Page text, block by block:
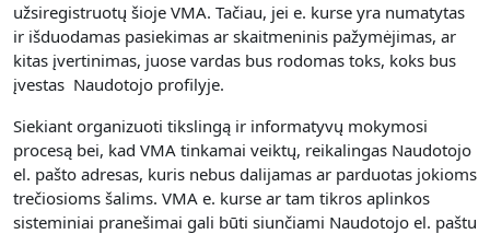
užsiregistruotų šioje VMA. Tačiau, jei e. kurse yra numatytas
ir išduodamas pasiekimas ar skaitmeninis pažymėjimas, ar
kitas įvertinimas, juose vardas bus rodomas toks, koks bus
įvestas Naudotojo profilyje.
Siekiant organizuoti tikslingą ir informatyvų mokymosi
procesą bei, kad VMA tinkamai veiktų, reikalingas Naudotojo
el. pašto adresas, kuris nebus dalijamas ar parduotas jokioms
trečiosioms šalims. VMA e. kurse ar tam tikros aplinkos
sisteminiai pranešimai gali būti siunčiami Naudotojo el. paštu